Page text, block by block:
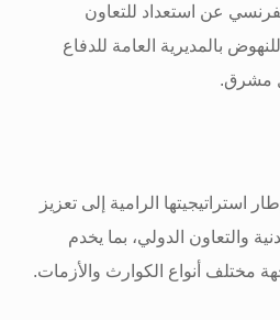
عن استعداد للتعاون
بالمديرية العامة للدفاع
مشرق.
استراتيجيتها الرامية إلى تعزيز
والتعاون الدولي، بما يخدم
مختلف أنواع الكوارث والأزمات.